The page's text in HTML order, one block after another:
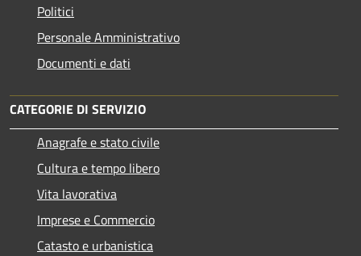
Politici
Personale Amministrativo
Documenti e dati
CATEGORIE DI SERVIZIO
Anagrafe e stato civile
Cultura e tempo libero
Vita lavorativa
Imprese e Commercio
Catasto e urbanistica